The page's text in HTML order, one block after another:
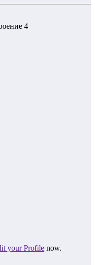
4
your Profile now.